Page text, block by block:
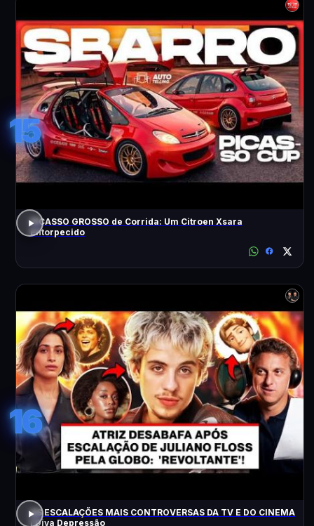
15
PICASSO GROSSO de Corrida: Um Citroen Xsara
Entorpecido
16
AS ESCALAÇÕES MAIS CONTROVERSAS DA TV E DO CINEMA
| Diva Depressão